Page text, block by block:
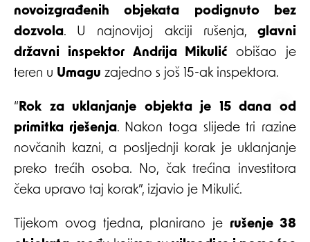
novoizgrađenih objekata podignuto bez
dozvola. U najnovijoj akciji rušenja, glavni
državni inspektor Andrija Mikulić obišao je
teren u Umagu zajedno s još 15-ak inspektora.
“Rok za uklanjanje objekta je 15 dana od
primitka rješenja. Nakon toga slijede tri razine
novčanih kazni, a posljednji korak je uklanjanje
preko trećih osoba. No, čak trećina investitora
čeka upravo taj korak”, izjavio je Mikulić.
Tijekom ovog tjedna, planirano je rušenje 38